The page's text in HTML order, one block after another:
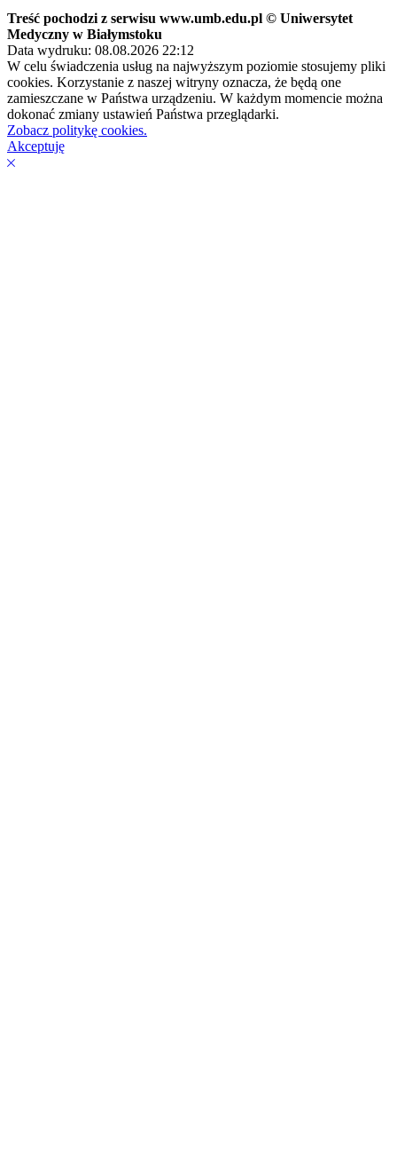
Treść pochodzi z serwisu www.umb.edu.pl © Uniwersytet
Medyczny w Białymstoku
Data wydruku: 08.08.2026 22:12
W celu świadczenia usług na najwyższym poziomie stosujemy pliki
cookies. Korzystanie z naszej witryny oznacza, że będą one
zamieszczane w Państwa urządzeniu. W każdym momencie można
dokonać zmiany ustawień Państwa przeglądarki.
Zobacz politykę cookies.
Akceptuję